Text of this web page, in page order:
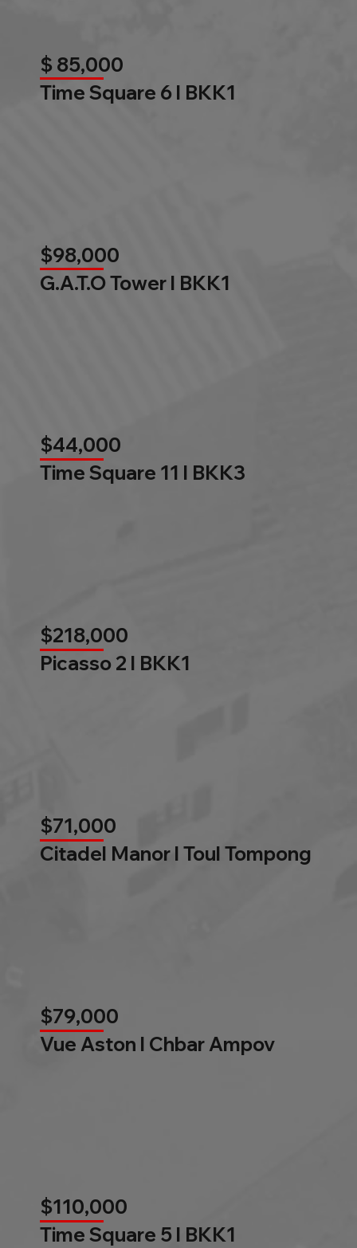
$ 85,000
Time Square 6 l BKK1
$98,000
G.A.T.O Tower l BKK1
$44,000
Time Square 11 l BKK3
$218,000
Picasso 2 l BKK1
$71,000
Citadel Manor l Toul Tompong
$79,000
Vue Aston l Chbar Ampov
$110,000
Time Square 5 l BKK1